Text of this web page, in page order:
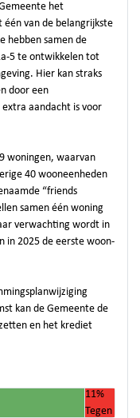
het
van de belangrijkste
hebben samen de
5 te ontwikkelen tot
Hier kan straks
door een
aandacht is voor
woningen, waarvan
40 wooneenheden
“friends
samen één woning
verwachting wordt in
in 2025 de eerste woon-
kan de Gemeente de
en het krediet
11%
Tegen